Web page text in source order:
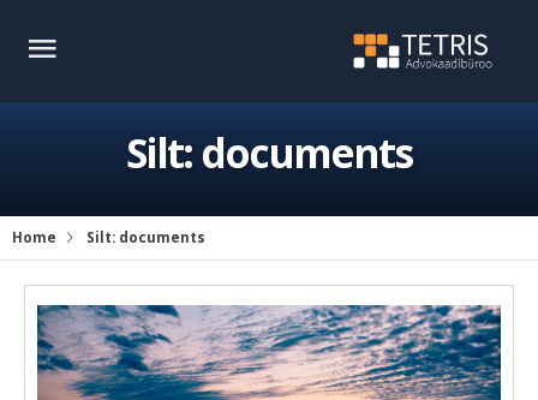
Silt:documents
Home Silt: documents